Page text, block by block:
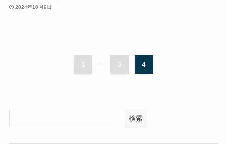
2024年10月9日
1 ... 3 4
検索